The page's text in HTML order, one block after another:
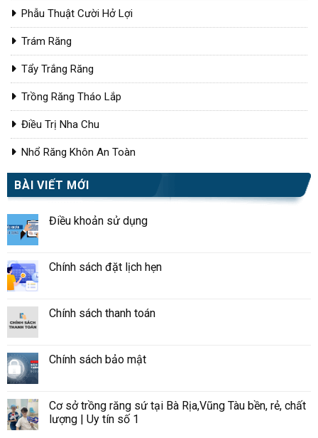
Phẫu Thuật Cười Hở Lợi
Trám Răng
Tẩy Trắng Răng
Trồng Răng Tháo Lắp
Điều Trị Nha Chu
Nhổ Răng Khôn An Toàn
BÀI VIẾT MỚI
Điều khoản sử dụng
Chính sách đặt lịch hẹn
Chính sách thanh toán
Chính sách bảo mật
Cơ sở trồng răng sứ tại Bà Rịa,Vũng Tàu bền, rẻ, chất
lượng | Uy tín số 1